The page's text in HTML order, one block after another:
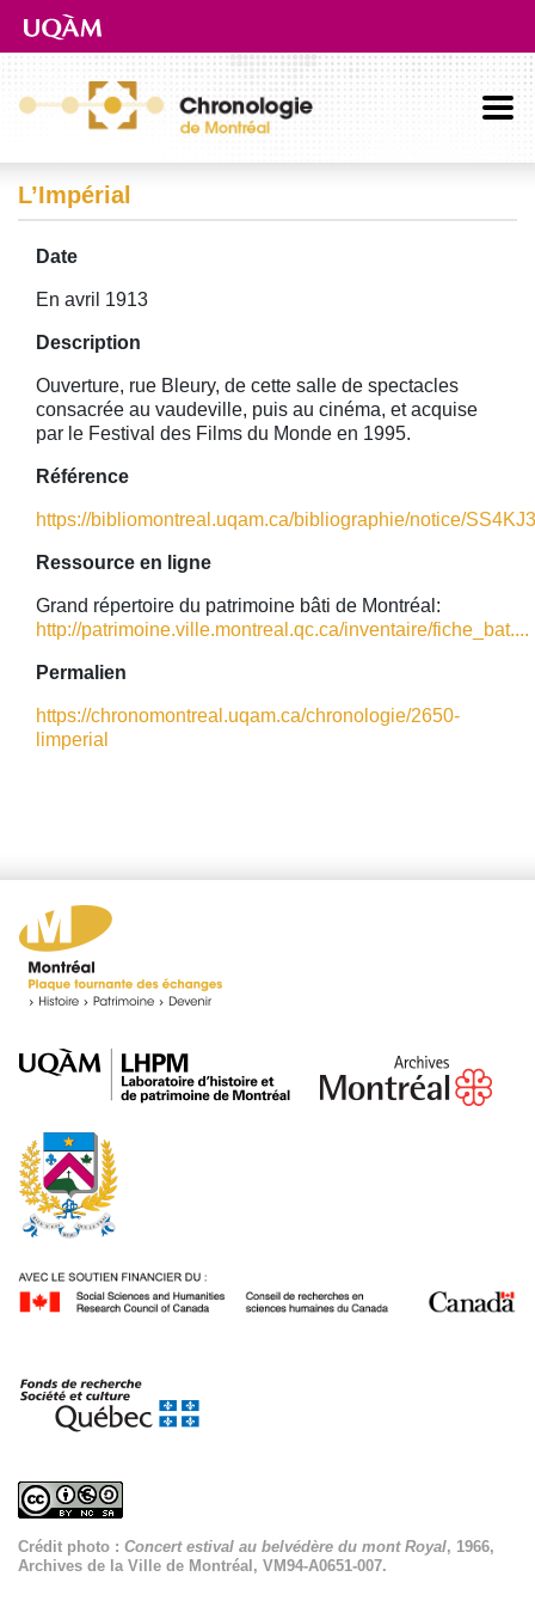
Aller directement au contenu principal
L’Impérial
Date
En avril 1913
Description
Ouverture, rue Bleury, de cette salle de spectacles
consacrée au vaudeville, puis au cinéma, et acquise
par le Festival des Films du Monde en 1995.
Référence
https://bibliomontreal.uqam.ca/bibliographie/notice/
Ressource en ligne
Grand répertoire du patrimoine bâti de Montréal:
http://patrimoine.ville.montreal.qc.ca/inventaire/fiche_bat....
Permalien
https://chronomontreal.uqam.ca/chronologie/2650-
limperial
Crédit photo : Concert estival au belvédère du mont Royal, 1966,
Archives de la Ville de Montréal, VM94-A0651-007.